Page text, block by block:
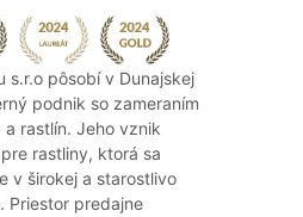
s.r.o pôsobí v Dunajskej
podnik so zameraním
rastlín. Jeho vznik
rastliny, ktorá sa
v širokej a starostlivo
Priestor predajne